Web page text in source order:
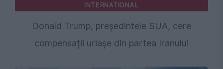
INTERNATIONAL
Donald Trump, președintele SUA, cere
compensații uriașe din partea Iranului